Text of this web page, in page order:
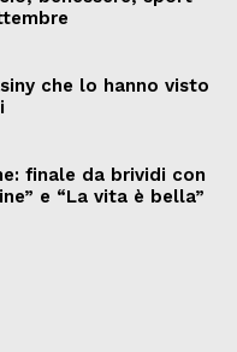
che lo hanno visto
finale da brividi con
e “La vita è bella”